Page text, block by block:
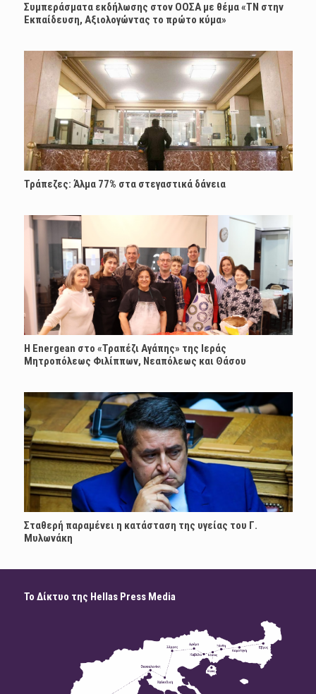
Συμπεράσματα εκδήλωσης στον ΟΟΣΑ με θέμα «ΤΝ στην
Εκπαίδευση, Αξιολογώντας το πρώτο κύμα»
Τράπεζες: Άλμα 77% στα στεγαστικά δάνεια
H Energean στο «Τραπέζι Αγάπης» της Ιεράς
Μητροπόλεως Φιλίππων, Νεαπόλεως και Θάσου
Σταθερή παραμένει η κατάσταση της υγείας του Γ.
Μυλωνάκη
Το Δίκτυο της Hellas Press Media